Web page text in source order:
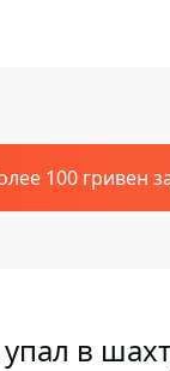
100 гривен
в